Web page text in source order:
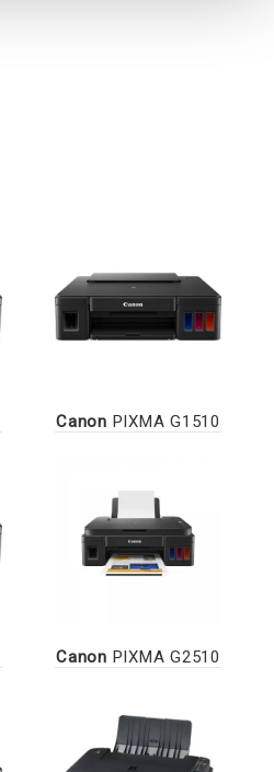
Canon PIXMA G1510
Canon PIXMA G2510